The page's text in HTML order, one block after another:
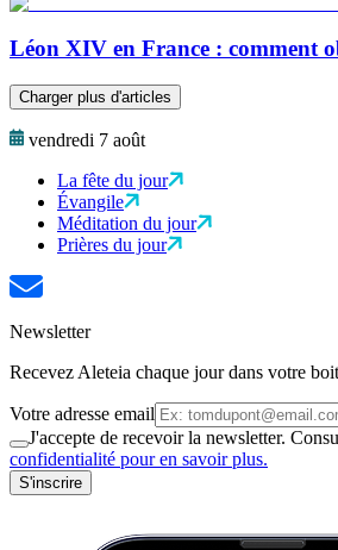
Léon XIV en France : comment
Charger plus d'articles
vendredi 7 août
La fête du jour
Évangile
Méditation du jour
Prières du jour
Newsletter
Recevez Aleteia chaque jour dans votre
Votre adresse email
J'accepte de recevoir la newsletter.
confidentialité pour en savoir plus.
S'inscrire